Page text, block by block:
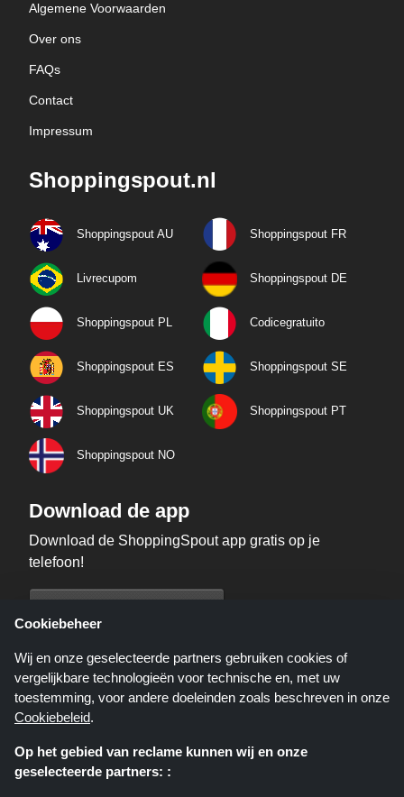
Algemene Voorwaarden
Over ons
FAQs
Contact
Impressum
Shoppingspout.nl
Shoppingspout AU Shoppingspout FR
Livrecupom Shoppingspout DE
Shoppingspout PL Codicegratuito
Shoppingspout ES Shoppingspout SE
Shoppingspout UK Shoppingspout PT
Shoppingspout NO
Download de app
Download de ShoppingSpout app gratis op je
telefoon!
Shoppingspout.nl is een website die u deals, kortingen en kortingscodes
Cookiebeheer
Wij en onze geselecteerde partners gebruiken cookies of
vergelijkbare technologieën voor technische en, met uw
toestemming, voor andere doeleinden zoals beschreven in onze
Cookiebeleid.
Op het gebied van reclame kunnen wij en onze
geselecteerde partners: :